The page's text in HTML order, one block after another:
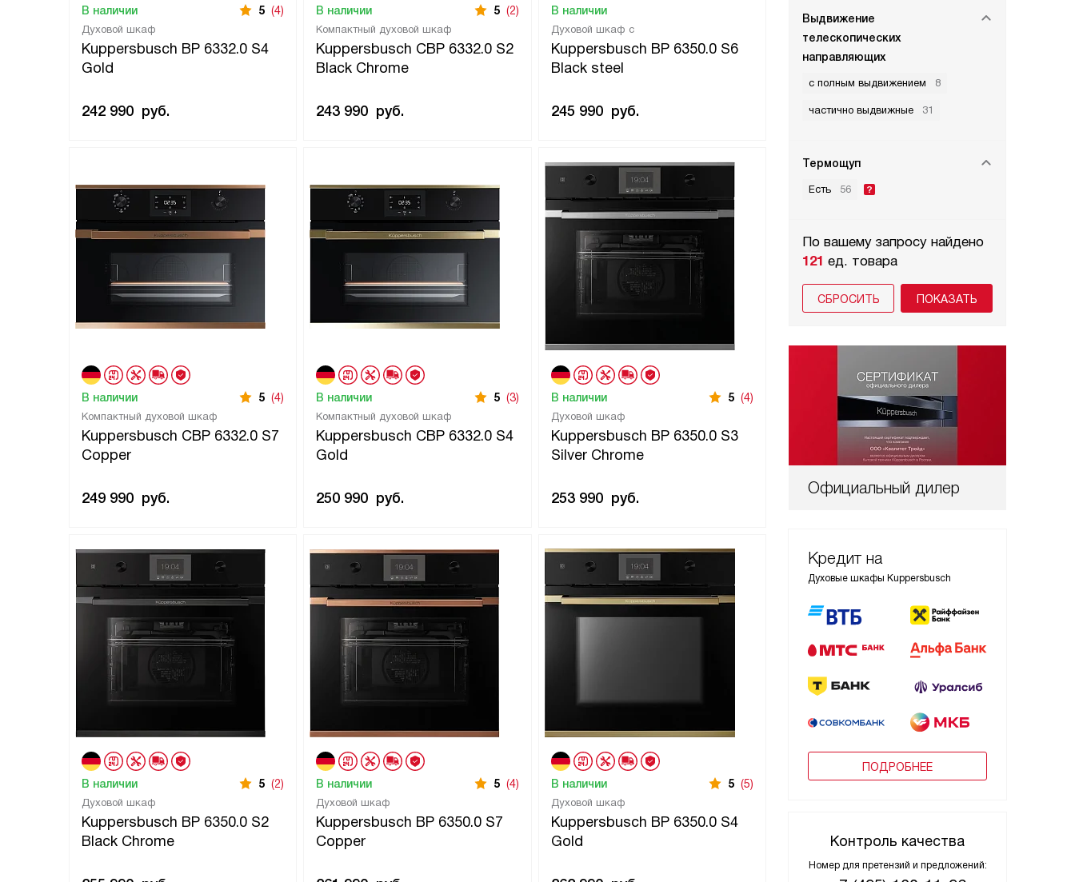
Выдвижение
телескопических
направляющих
c полным выдвижением 8
частично выдвижные 31
Термощуп
Есть 56
По вашему запросу найдено
121 ед. товара
СБРОСИТЬ
Официальный дилер
Кредит на
Духовые шкафы Kuppersbusch
ПОДРОБНЕЕ
Контроль качества
Номер для претензий и предложений:
Духовой шкаф
Kuppersbusch BP 6332.0 S4
Gold
В наличии 5 (4)
242 990 руб.
Компактный духовой шкаф
Kuppersbusch CBP 6332.0 S2
Black Chrome
В наличии 5 (2)
243 990 руб.
Духовой шкаф с
Kuppersbusch BP 6350.0 S6
Black steel
В наличии
245 990 руб.
Компактный духовой шкаф
Kuppersbusch CBP 6332.0 S7
Copper
В наличии 5 (4)
249 990 руб.
Компактный духовой шкаф
Kuppersbusch CBP 6332.0 S4
Gold
В наличии 5 (3)
250 990 руб.
Духовой шкаф
Kuppersbusch BP 6350.0 S3
Silver Chrome
В наличии 5 (4)
253 990 руб.
Духовой шкаф
Kuppersbusch BP 6350.0 S2
Black Chrome
В наличии 5 (2)
Духовой шкаф
Kuppersbusch BP 6350.0 S7
Copper
В наличии 5 (4)
Духовой шкаф
Kuppersbusch BP 6350.0 S4
Gold
В наличии 5 (5)